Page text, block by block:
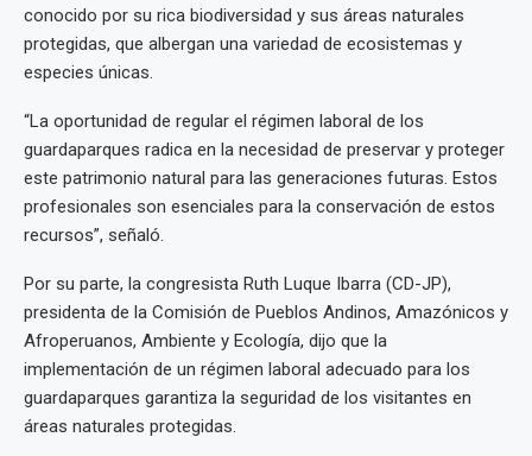
conocido por su rica biodiversidad y sus áreas naturales
protegidas, que albergan una variedad de ecosistemas y
especies únicas.
“La oportunidad de regular el régimen laboral de los
guardaparques radica en la necesidad de preservar y proteger
este patrimonio natural para las generaciones futuras. Estos
profesionales son esenciales para la conservación de estos
recursos”, señaló.
Por su parte, la congresista Ruth Luque Ibarra (CD-JP),
presidenta de la Comisión de Pueblos Andinos, Amazónicos y
Afroperuanos, Ambiente y Ecología, dijo que la
implementación de un régimen laboral adecuado para los
guardaparques garantiza la seguridad de los visitantes en
áreas naturales protegidas.